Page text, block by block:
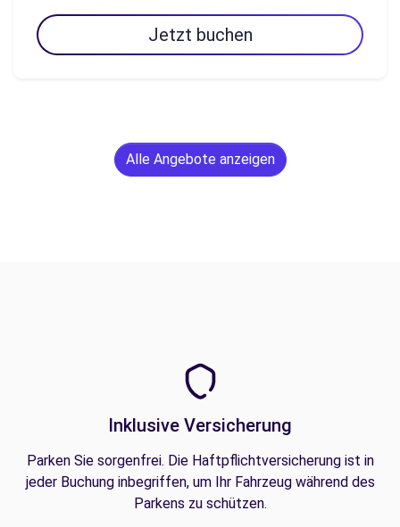
Jetzt buchen
Alle Angebote anzeigen
Inklusive Versicherung
Parken Sie sorgenfrei. Die Haftpflichtversicherung ist in
jeder Buchung inbegriffen, um Ihr Fahrzeug während des
Parkens zu schützen.